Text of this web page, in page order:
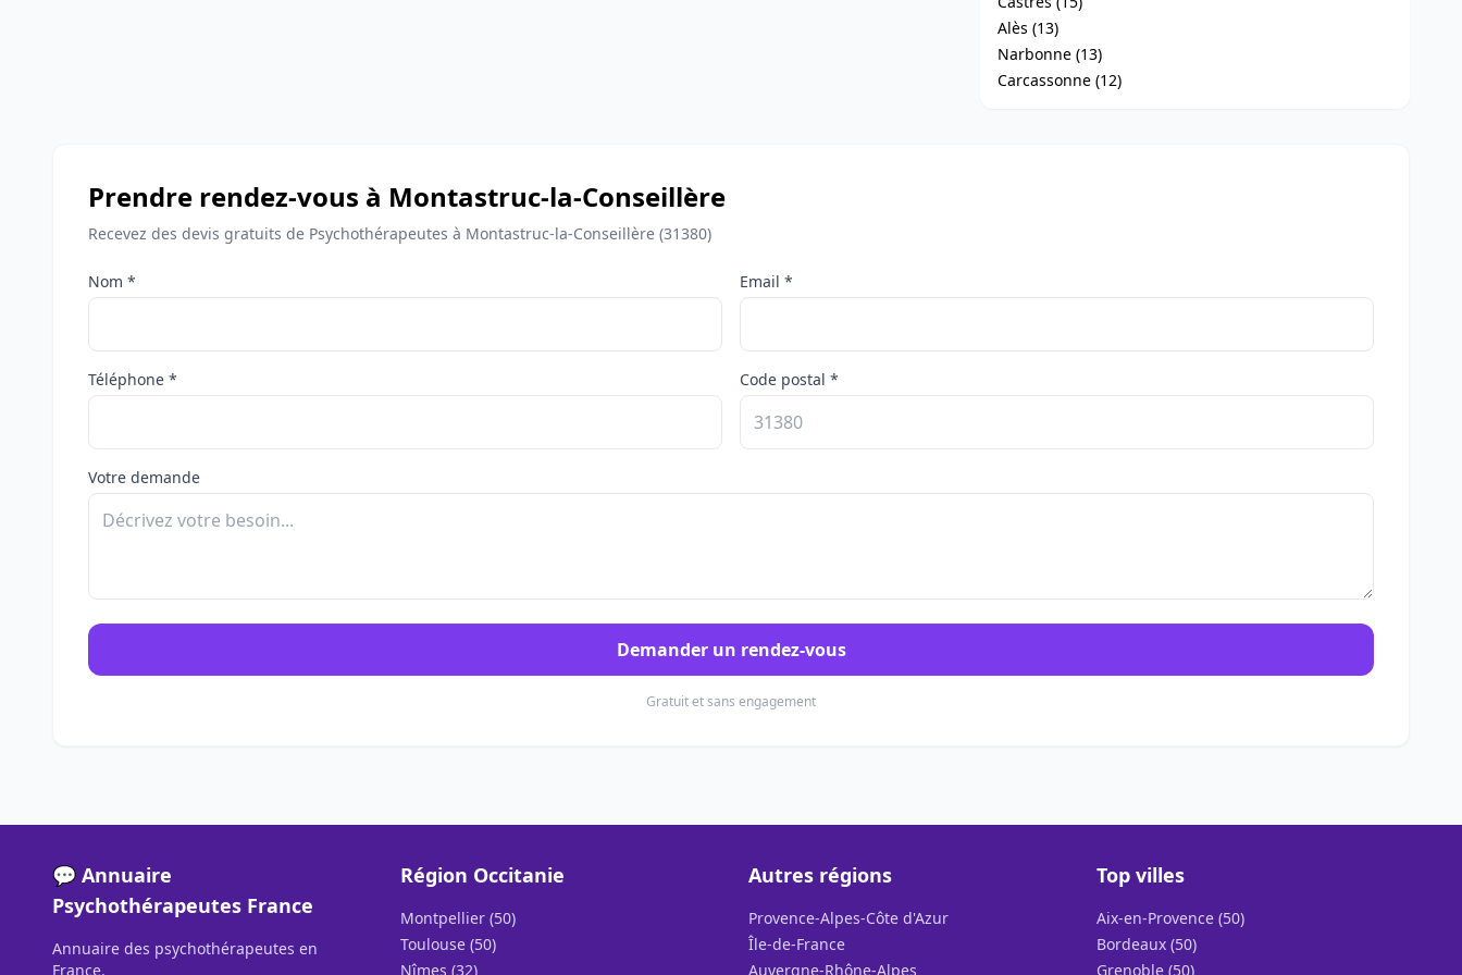
Alès (13)
Narbonne (13)
Carcassonne (12)
Prendre rendez-vous à Montastruc-la-Conseillère
Recevez des devis gratuits de Psychothérapeutes à Montastruc-la-Conseillère (31380)
Nom * Email *
Téléphone * Code postal *
Votre demande
Demander un rendez-vous
Gratuit et sans engagement
💬 Annuaire
Psychothérapeutes France
Annuaire des psychothérapeutes en
France.
Région Occitanie
Montpellier (50)
Toulouse (50)
Nîmes (32)
Autres régions
Provence-Alpes-Côte d'Azur
Île-de-France
Auvergne-Rhône-Alpes
Top villes
Aix-en-Provence (50)
Bordeaux (50)
Grenoble (50)